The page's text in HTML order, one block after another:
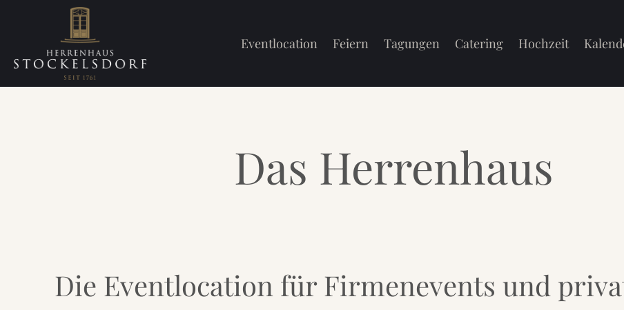
Eventlocation Feiern Tagungen Catering Hochzeit
Das Herrenhaus
Die Eventlocation für Firmenevents und